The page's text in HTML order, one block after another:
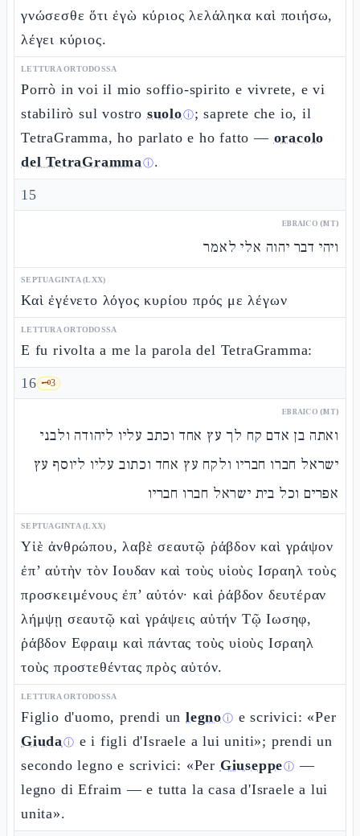
γνώσεσθε ὅτι ἐγὼ κύριος λελάληκα καὶ ποιήσω,
λέγει κύριος.
LETTURA ORTODOSSA
Porrò in voi il mio soffio-spirito e vivrete, e vi
stabilirò sul vostro suoloⓘ; saprete che io, il
TetraGramma, ho parlato e ho fatto — oracolo
del TetraGrammaⓘ.
15
EBRAICO (MT)
ויהי דבר יהוה אלי לאמר
SEPTUAGINTA (LXX)
Καὶ ἐγένετο λόγος κυρίου πρός με λέγων
LETTURA ORTODOSSA
E fu rivolta a me la parola del TetraGramma:
16 🗝️3
EBRAICO (MT)
ואתה בן אדם קח לך עץ אחד וכתב עליו ליהודה ולבני
ישראל חברו חבריו ולקח עץ אחד וכתוב עליו ליוסף עץ
אפרים וכל בית ישראל חברו חבריו
SEPTUAGINTA (LXX)
Υἱὲ ἀνθρώπου, λαβὲ σεαυτῷ ῥάβδον καὶ γράψον
ἐπ’ αὐτὴν τὸν Ιουδαν καὶ τοὺς υἱοὺς Ισραηλ τοὺς
προσκειμένους ἐπ’ αὐτόν· καὶ ῥάβδον δευτέραν
λήμψῃ σεαυτῷ καὶ γράψεις αὐτήν Τῷ Ιωσηφ,
ῥάβδον Εφραιμ καὶ πάντας τοὺς υἱοὺς Ισραηλ
τοὺς προστεθέντας πρὸς αὐτόν.
LETTURA ORTODOSSA
Figlio d'uomo, prendi un legnoⓘ e scrivici: «Per
Giudaⓘ e i figli d'Israele a lui uniti»; prendi un
secondo legno e scrivici: «Per Giuseppeⓘ —
legno di Efraim — e tutta la casa d'Israele a lui
unita».